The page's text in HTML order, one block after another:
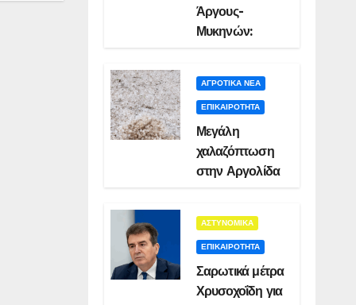
Άργους-
Μυκηνών:
ΑΓΡΟΤΙΚΑ ΝΕΑ
ΕΠΙΚΑΙΡΟΤΗΤΑ
Μεγάλη
χαλαζόπτωση
στην Αργολίδα
ΑΣΤΥΝΟΜΙΚΑ
ΕΠΙΚΑΙΡΟΤΗΤΑ
Σαρωτικά μέτρα
Χρυσοχοΐδη για